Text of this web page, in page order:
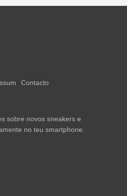
Contacto
sobre novos sneakers e
no teu smartphone.